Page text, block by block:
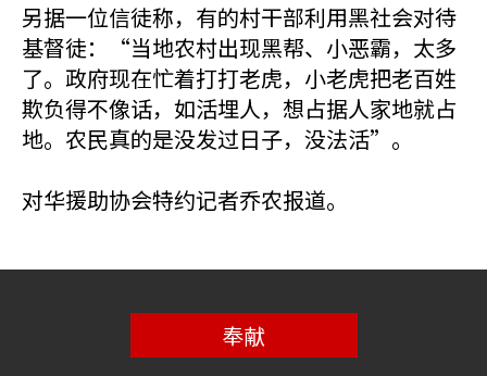
另据一位信徒称，有的村干部利用黑社会对待
基督徒：“当地农村出现黑帮、小恶霸，太多
了。政府现在忙着打打老虎，小老虎把老百姓
欺负得不像话，如活埋人，想占据人家地就占
地。农民真的是没发过日子，没法活”。
对华援助协会特约记者乔农报道。
奉献